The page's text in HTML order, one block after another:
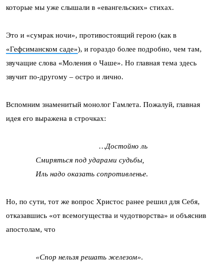
которые мы уже слышали в «евангельских» стихах.
Это и «сумрак ночи», противостоящий герою (как в
«Гефсиманском саде»), и гораздо более подробно, чем там,
звучащие слова «Моления о Чаше». Но главная тема здесь
звучит по-другому – остро и лично.
Вспомним знаменитый монолог Гамлета. Пожалуй, главная
идея его выражена в строчках:
…Достойно ль
Смиряться под ударами судьбы,
Иль надо оказать сопротивленье.
Но, по сути, тот же вопрос Христос ранее решил для Себя,
отказавшись «от всемогущества и чудотворства» и объяснив
апостолам, что
«Спор нельзя решать железом».